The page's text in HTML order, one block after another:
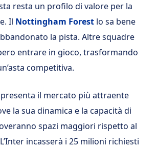
resta un profilo di valore per la
Il Nottingham Forest lo sa bene
la pista. Altre squadre
entrare in gioco, trasformando
competitiva.
il mercato più attraente
la sua dinamica e la capacità di
spazi maggiori rispetto al
incasserà i 25 milioni richiesti